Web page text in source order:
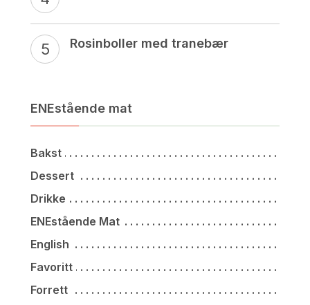
Rosinboller med tranebær
ENEstående mat
Bakst
Dessert
Drikke
ENEstående Mat
English
Favoritt
Forrett